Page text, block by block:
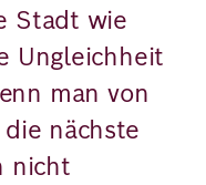
Stadt wie
Ungleichheit
man von
nächste
nicht